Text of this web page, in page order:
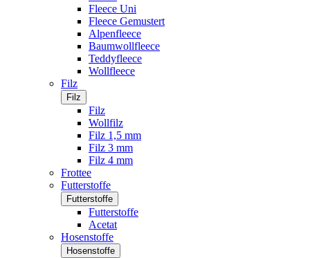
Fleece Uni
Fleece Gemustert
Alpenfleece
Baumwollfleece
Teddyfleece
Wollfleece
Filz
Filz
Filz
Wollfilz
Filz 1,5 mm
Filz 3 mm
Filz 4 mm
Frottee
Futterstoffe
Futterstoffe
Futterstoffe
Acetat
Hosenstoffe
Hosenstoffe